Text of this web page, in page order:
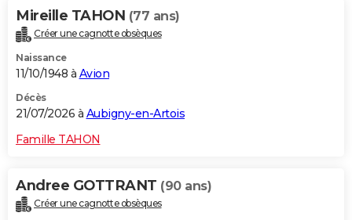
Alimentation
Guide de la santé
Maladies
Médicaments
Sommeil
VOYAGE
Destinations
City break
Voyage nature
Voyage de noces
Forum
Climat
+PHOTO
GUIDES D'ACHAT
BONS PLANS
CARTE DE VOEUX
Dictionnaire
Biographies
Citations
Expressions
Proverbes
PROGRAMME TV
Mireille TAHON (77 ans)
Créer une cagnotte obsèques
Naissance
11/10/1948 à Avion
Décès
21/07/2026 à Aubigny-en-Artois
Famille TAHON
Andree GOTTRANT (90 ans)
Créer une cagnotte obsèques